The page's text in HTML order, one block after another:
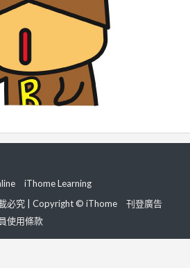
iThome Learning
必究 | Copyright © iThome
刊登廣告
使用條款